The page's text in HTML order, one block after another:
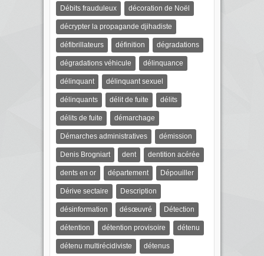
Débits frauduleux décoration de Noël
décrypter la propagande djihadiste
défibrillateurs définition dégradations
dégradations véhicule délinquance
délinquant délinquant sexuel
délinquants délit de fuite délits
délits de fuite démarchage
Démarches administratives démission
Denis Brogniart dent dentition acérée
dents en or département Dépouiller
Dérive sectaire Description
désinformation désœuvré Détection
détention détention provisoire détenu
détenu multirécidiviste détenus